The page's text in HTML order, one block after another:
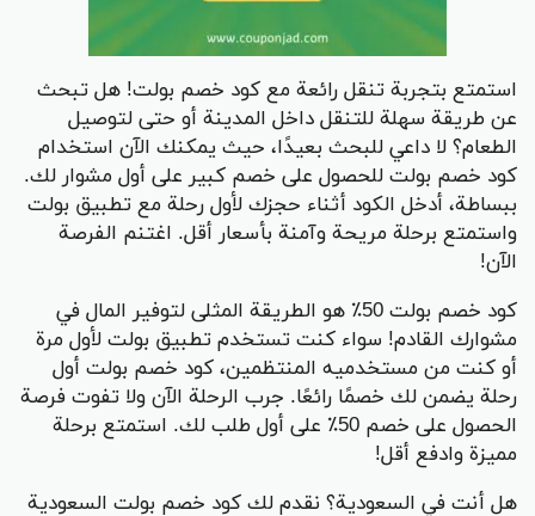
استمتع بتجربة تنقل رائعة مع كود خصم بولت! هل تبحث
عن طريقة سهلة للتنقل داخل المدينة أو حتى لتوصيل
الطعام؟ لا داعي للبحث بعيدًا، حيث يمكنك الآن استخدام
كود خصم بولت للحصول على خصم كبير على أول مشوار لك.
ببساطة، أدخل الكود أثناء حجزك لأول رحلة مع تطبيق بولت
واستمتع برحلة مريحة وآمنة بأسعار أقل. اغتنم الفرصة
الآن!
كود خصم بولت 50٪ هو الطريقة المثلى لتوفير المال في
مشوارك القادم! سواء كنت تستخدم تطبيق بولت لأول مرة
أو كنت من مستخدميه المنتظمين، كود خصم بولت أول
رحلة يضمن لك خصمًا رائعًا. جرب الرحلة الآن ولا تفوت فرصة
الحصول على خصم 50٪ على أول طلب لك. استمتع برحلة
مميزة وادفع أقل!
هل أنت في السعودية؟ نقدم لك كود خصم بولت السعودية